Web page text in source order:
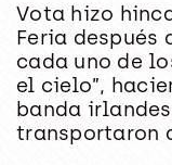
Vota hizo
Feria después
cada uno de
el cielo”,
banda
transportaron